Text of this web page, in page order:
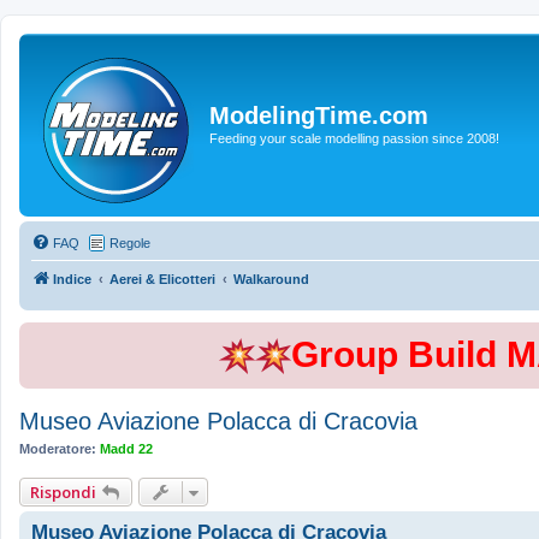
ModelingTime.com
Feeding your scale modelling passion since 2008!
FAQ Regole
Indice Aerei & Elicotteri Walkaround
Group Build
Museo Aviazione Polacca di Cracovia
Moderatore: Madd 22
Rispondi
Museo Aviazione Polacca di Cracovia